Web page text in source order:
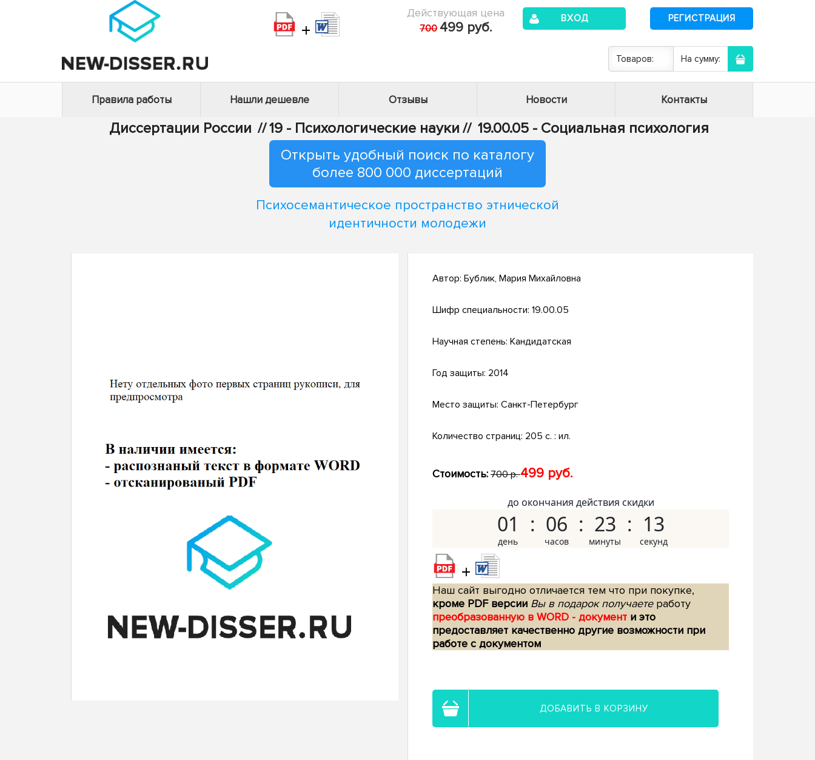
+
Действующая цена
700 499 руб.
ВХОД РЕГИСТРАЦИЯ
Товаров: На сумму:
Правила работы Нашли дешевле Отзывы Новости Контакты
Диссертации России //19 - Психологические науки // 19.00.05 - Социальная психология
Открыть удобный поиск по каталогу
более 800 000 диссертаций
Психосемантическое пространство этнической
идентичности молодежи
Автор: Бублик, Мария Михайловна
Шифр специальности: 19.00.05
Научная степень: Кандидатская
Год защиты: 2014
Место защиты: Санкт-Петербург
Количество страниц: 205 с. : ил.
Стоимость: 700 р.499 руб.
до окончания действия скидки
01 06 23 12
+
Наш сайт выгодно отличается тем что при покупке,
кроме PDF версии Вы в подарок получаетеработу
преобразованную в WORD - документ и это
предоставляет качественно другие возможности при
работе с документом
ДОБАВИТЬ В КОРЗИНУ